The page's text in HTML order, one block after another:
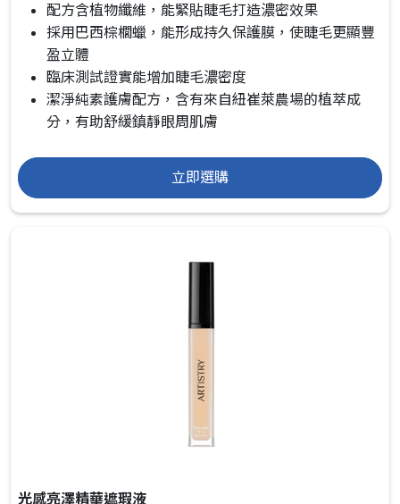
配方含植物纖維，能緊貼睫毛打造濃密效果
採用巴西棕櫚蠟，能形成持久保護膜，使睫毛更顯豐
盈立體
臨床測試證實能增加睫毛濃密度
潔淨純素護膚配方，含有來自紐崔萊農場的植萃成
分，有助舒緩鎮靜眼周肌膚
立即選購
光感亮澤精華遮瑕液